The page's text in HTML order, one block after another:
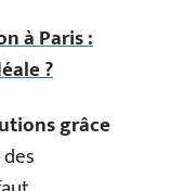
à Paris :
?
grâce